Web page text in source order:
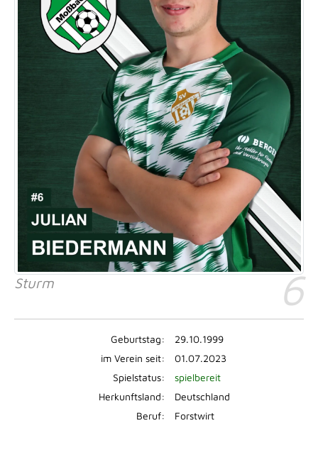
6
Sturm
Geburtstag:
29.10.1999
im Verein seit:
01.07.2023
Spielstatus:
spielbereit
Herkunftsland:
Deutschland
Beruf:
Forstwirt